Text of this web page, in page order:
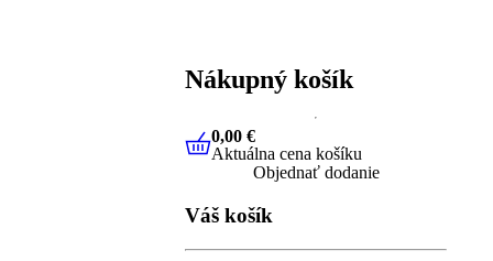
Nákupný košík
0,00 €Aktuálna cena košíku
0,00 €
Aktuálna cena košíku
Objednať dodanie
Váš košík